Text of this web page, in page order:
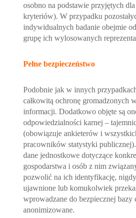
osobno na podstawie przyjętych
kryteriów). W przypadku
indywidualnych badanie obejmie
grupę ich wylosowanych
Pełne bezpieczeństwo
Podobnie jak w innych
całkowitą ochronę gromadzonych
informacji. Dodatkowo objęte są
odpowiedzialności karnej –
(obowiązuje ankieterów i
pracowników statystyki
dane jednostkowe dotyczące
gospodarstwa i osób z nim
pozwolić na ich identyfikację,
ujawnione lub komukolwiek
wprowadzane do bezpiecznej bazy
anonimizowane.